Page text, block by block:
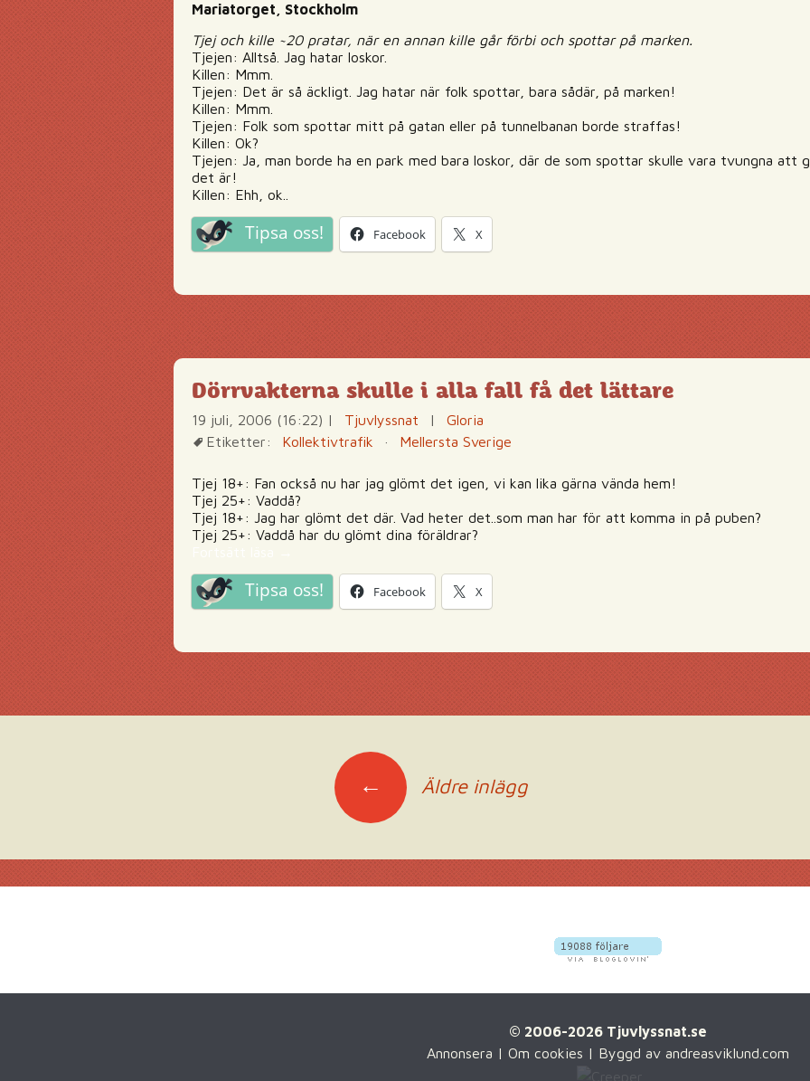
Mariatorget, Stockholm
Tjej och kille ~20 pratar, när en annan kille går förbi och spottar på marken.
Tjejen: Alltså. Jag hatar loskor.
Killen: Mmm.
Tjejen: Det är så äckligt. Jag hatar när folk spottar, bara sådär, på marken!
Killen: Mmm.
Tjejen: Folk som spottar mitt på gatan eller på tunnelbanan borde straffas!
Killen: Ok?
Tjejen: Ja, man borde ha en park med bara loskor, där de som spottar skulle vara tvungna att
det är!
Killen: Ehh, ok..
Tipsa oss! Facebook X
Dörrvakterna skulle i alla fall få det lättare
19 juli, 2006 (16:22) | Tjuvlyssnat |
Gloria
Etiketter:
Kollektivtrafik · Mellersta Sverige
Tjej 18+: Fan också nu har jag glömt det igen, vi kan lika gärna vända hem!
Tjej 25+: Vaddå?
Tjej 18+: Jag har glömt det där. Vad heter det..som man har för att komma in på puben?
Tjej 25+: Vaddå har du glömt dina föräldrar?
Tipsa oss! Facebook X
Inläggsnavigering← Äldre inlägg
© 2006-2026 Tjuvlyssnat.se
Annonsera | Om cookies | Byggd av andreasviklund.com